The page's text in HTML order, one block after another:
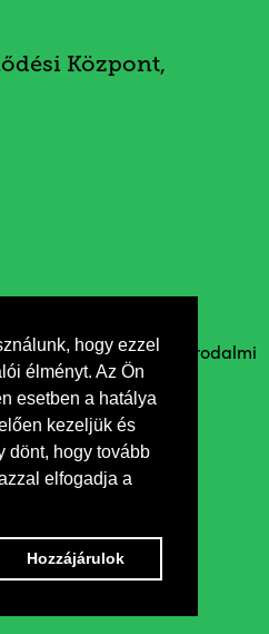
hogy ezzel
élményt. Az Ön
esetben a hatálya
kezeljük és
dönt, hogy tovább
elfogadja a
Hozzájárulok
Központ,
és a Pál József Irodalmi
képzőművész